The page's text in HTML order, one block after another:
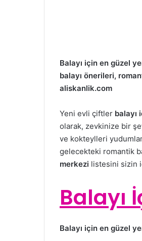
Balayı için en güzel
balayı önerileri,
aliskanlik.com
Yeni evli çiftler balayı
olarak, zevkinize bir
ve kokteylleri
gelecekteki romantik
merkezi listesini sizin
Balayı
Balayı için en güzel